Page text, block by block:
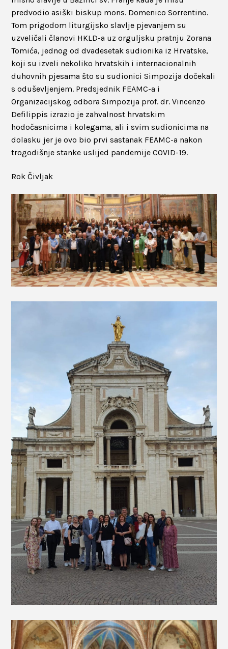
predvodio asiški biskup mons. Domenico Sorrentino.
Tom prigodom liturgijsko slavlje pjevanjem su
uzveličali članovi HKLD-a uz orguljsku pratnju Zorana
Tomića, jednog od dvadesetak sudionika iz Hrvatske,
koji su izveli nekoliko hrvatskih i internacionalnih
duhovnih pjesama što su sudionici Simpozija dočekali
s oduševljenjem. Predsjednik FEAMC-a i
Organizacijskog odbora Simpozija prof. dr. Vincenzo
Defilippis izrazio je zahvalnost hrvatskim
hodočasnicima i kolegama, ali i svim sudionicima na
dolasku jer je ovo bio prvi sastanak FEAMC-a nakon
trogodišnje stanke uslijed pandemije COVID-19.
Rok Čivljak